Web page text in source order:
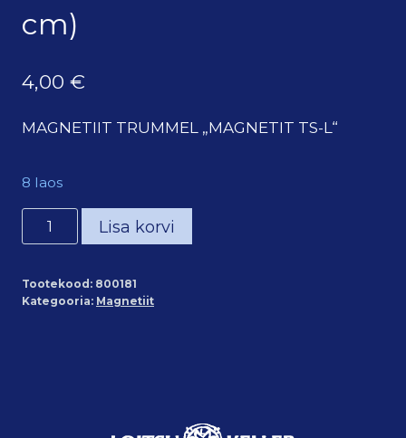
cm)
4,00 €
MAGNETIIT TRUMMEL „MAGNETIT TS-L“
8 laos
Magnetiit
lihvitud
cm)
Lisa korvi
Tootekood: 800181
Kategooria: Magnetiit